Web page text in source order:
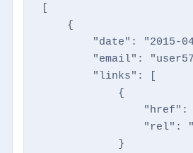
[
    {
"date": "2015-
"email":
        "links": [
            {
"rel":
            }